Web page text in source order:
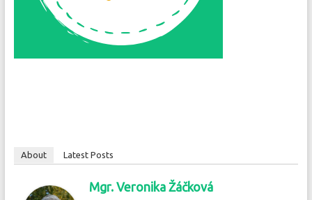
About Latest Posts
Mgr. Veronika Žáčková